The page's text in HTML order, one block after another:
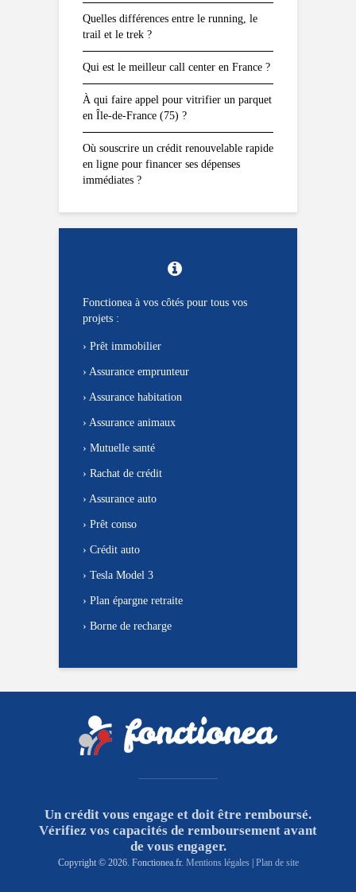
Quelles différences entre le running, le
trail et le trek ?
Qui est le meilleur call center en France ?
À qui faire appel pour vitrifier un parquet
en Île-de-France (75) ?
Où souscrire un crédit renouvelable rapide
en ligne pour financer ses dépenses
immédiates ?
Fonctionea à vos côtés pour tous vos
projets :
› Prêt immobilier
› Assurance emprunteur
› Assurance habitation
› Assurance animaux
› Mutuelle santé
› Rachat de crédit
› Assurance auto
› Prêt conso
› Crédit auto
› Tesla Model 3
› Plan épargne retraite
› Borne de recharge
Un crédit vous engage et doit être remboursé.
Vérifiez vos capacités de remboursement avant
de vous engager.
Copyright © 2026. Fonctionea.fr. Mentions légales| Plan de site